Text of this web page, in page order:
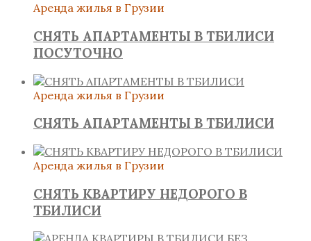
Аренда жилья в Грузии
СНЯТЬ АПАРТАМЕНТЫ В ТБИЛИСИ
ПОСУТОЧНО
Аренда жилья в Грузии
СНЯТЬ АПАРТАМЕНТЫ В ТБИЛИСИ
Аренда жилья в Грузии
СНЯТЬ КВАРТИРУ НЕДОРОГО В
ТБИЛИСИ